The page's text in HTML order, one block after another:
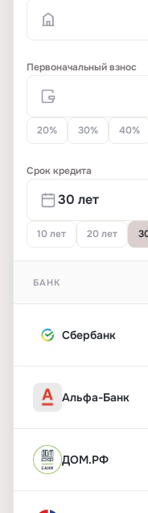
Первоначальный взнос
20% 30% 40%
Срок кредита
10 лет 20 лет
БАНК
Сбербанк
Альфа-Банк
ДОМ.РФ